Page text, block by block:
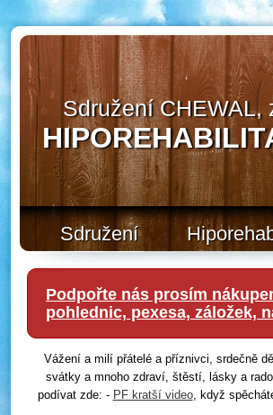
Sdružení CHEWAL,
Sdružení
Podpořte nás prosím
pohlednic, pexesa, záložek,
Vážení a milí přátelé a příznivci, srdečně
svátky a mnoho zdraví, štěstí, lásky a
podívat zde: - PF kratší video, když